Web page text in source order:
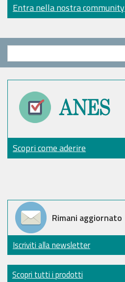
Entra nella nostra community
Scopri come aderire
Rimani aggiornato
Iscriviti alla newsletter
Scopri tutti i prodotti